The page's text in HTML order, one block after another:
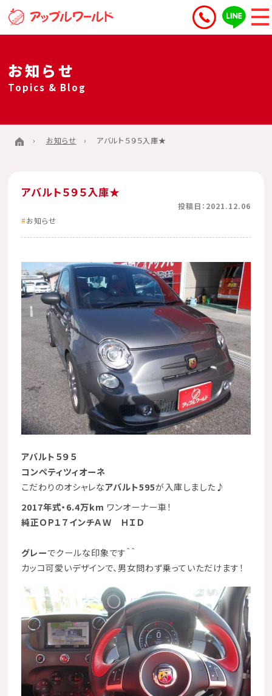
お知らせ
Topics & Blog
お知らせ アバルト５９５入庫★
アバルト５９５入庫★
投稿日：2021.12.06
お知らせ
アバルト５９５
コンペティツィオーネ
こだわりのオシャレなアバルト595が入庫しました ♪
2017年式・6.4万km ワンオーナー車！
純正ＯＰ１７インチＡＷ
ＨＩＤ
グレーでクールな印象です＾＾
カッコ可愛いデザインで、男女問わず乗っていただけます！